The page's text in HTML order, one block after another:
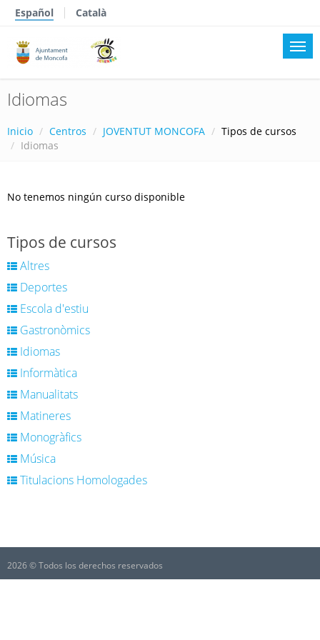
Español Català
Idiomas
Inicio Centros JOVENTUT MONCOFA
Tipos de cursos
Idiomas
No tenemos ningún curso disponible
Tipos de cursos
Altres
Deportes
Escola d'estiu
Gastronòmics
Idiomas
Informàtica
Manualitats
Matineres
Monogràfics
Música
Titulacions Homologades
2026 © Todos los derechos reservados